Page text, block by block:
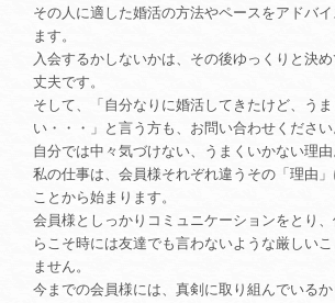
その人に適した婚活の方法やペースをアドバ
ます。
入会するかしないかは、その後ゆっくりと決
丈夫です。
そして、「自分なりに婚活してきたけど、う
い・・・」と言う方も、お問い合わせください
自分では中々気づけない、うまくいかない理由
私の仕事は、会員様それぞれ違うその「理由
ことから始まります。
会員様としっかりコミュニケーションをとり
らこそ時には友達でも言わないような厳しい
ません。
今までの会員様には、真剣に取り組んでいる